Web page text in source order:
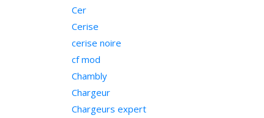
Cer
Cerise
cerise noire
cf mod
Chambly
Chargeur
Chargeurs expert